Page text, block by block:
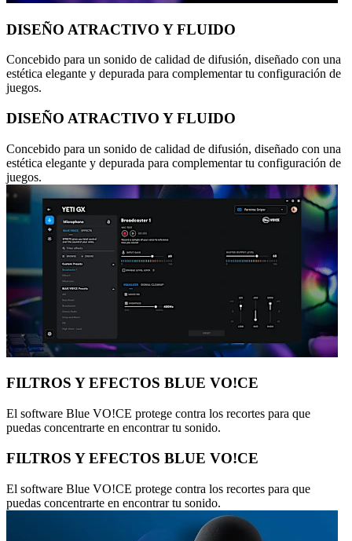
DISEÑO ATRACTIVO Y FLUIDO
Concebido para un sonido de calidad de difusión, diseñado con una
estética elegante y depurada para complementar tu configuración de
juegos.
DISEÑO ATRACTIVO Y FLUIDO
Concebido para un sonido de calidad de difusión, diseñado con una
estética elegante y depurada para complementar tu configuración de
juegos.
FILTROS Y EFECTOS BLUE VO!CE
El software Blue VO!CE protege contra los recortes para que
puedas concentrarte en encontrar tu sonido.
FILTROS Y EFECTOS BLUE VO!CE
El software Blue VO!CE protege contra los recortes para que
puedas concentrarte en encontrar tu sonido.